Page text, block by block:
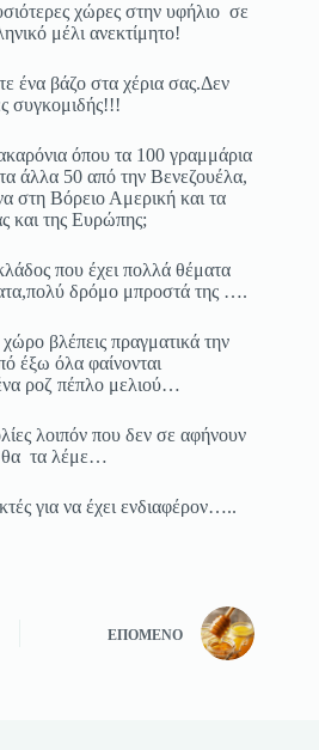
χώρες στην υφήλιο σε
μέλι ανεκτίμητο!
ένα βάζο στα χέρια σας.Δεν
συγκομιδής!!!
όπου τα 100 γραμμάρια
άλλα 50 από την Βενεζουέλα,
στη Βόρειο Αμερική και τα
και της Ευρώπης;
που έχει πολλά θέματα
δρόμο μπροστά της ….
βλέπεις πραγματικά την
έξω όλα φαίνονται
ροζ πέπλο μελιού…
λοιπόν που δεν σε αφήνουν
θα τα λέμε…
για να έχει ενδιαφέρον…..
ΕΠΌΜΕΝΟ